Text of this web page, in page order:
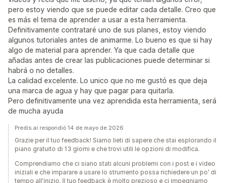
pero estoy viendo que se puede editar cada detalle. Creo que
es más el tema de aprender a usar a esta herramienta.
Definitivamente contrataré uno de sus planes, estoy viendo
algunos tutoriales antes de animarme. Lo bueno es que si hay
algo de material para aprender. Ya que cada detalle que
añadas antes de crear las publicaciones puede determinar si
habrá o no detalles.
La calidad excelente. Lo unico que no me gustó es que deja
una marca de agua y hay que pagar para quitarla.
Pero definitivamente una vez aprendida esta herramienta, será
de mucha ayuda
Predis.ai respondió 14 de mayo de 2026
Grazie per il tuo feedback! Siamo lieti di sapere che stai esplorando il
piano gratuito di 13 giorni e che trovi utili le opzioni di modifica.
Comprendiamo che ci siano stati alcuni problemi con i post e i video
iniziali e che imparare a usare lo strumento possa richiedere un po' di
tempo all'inizio. Il tuo feedback è molto prezioso e ci impegniamo